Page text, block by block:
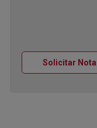
Solicitar